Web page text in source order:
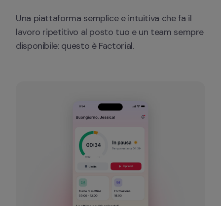
Una piattaforma semplice e intuitiva che fa il
lavoro ripetitivo al posto tuo e un team sempre
disponibile: questo è Factorial.